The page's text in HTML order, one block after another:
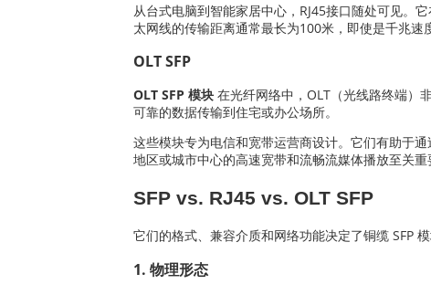
从台式电脑到智能家居中心，RJ45接口随处可见。
太网线的传输距离通常最长为100米，即使是千兆速
OLT SFP
OLT SFP 模块 在光纤网络中，OLT（光线路终端）
可靠的数据传输到住宅或办公场所。
这些模块专为电信和宽带运营商设计。它们有助于
地区或城市中心的高速宽带和流畅流媒体播放至关重
SFP vs. RJ45 vs. OLT SFP
它们的格式、兼容介质和网络功能决定了铜缆 SFP
1. 物理形态